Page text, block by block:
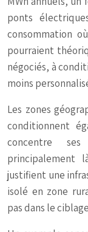
ponts
consommation
pourraient
négociés, à
moins
Les zones
conditionnent
concentre
principalement
justifient une
isolé en zone
pas dans le